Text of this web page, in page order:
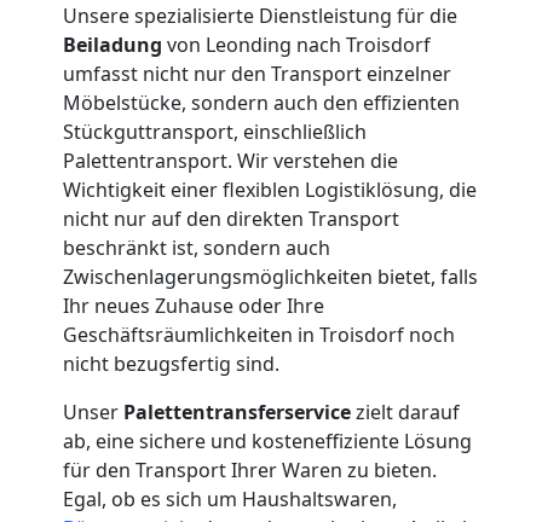
Unsere spezialisierte Dienstleistung für die
Beiladung von Leonding nach Troisdorf
umfasst nicht nur den Transport einzelner
Möbelstücke, sondern auch den effizienten
Stückguttransport, einschließlich
Palettentransport. Wir verstehen die
Wichtigkeit einer flexiblen Logistiklösung, die
nicht nur auf den direkten Transport
beschränkt ist, sondern auch
Zwischenlagerungsmöglichkeiten bietet, falls
Ihr neues Zuhause oder Ihre
Geschäftsräumlichkeiten in Troisdorf noch
nicht bezugsfertig sind.
Unser Palettentransferservicezielt darauf
ab, eine sichere und kosteneffiziente Lösung
für den Transport Ihrer Waren zu bieten.
Egal, ob es sich um Haushaltswaren,
Beiladung
International
Internationaler
Umzug
Nationaler
Umzug